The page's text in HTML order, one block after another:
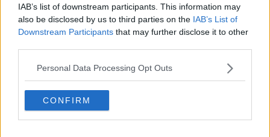
IAB’s list of downstream participants. This information may
also be disclosed by us to third parties on the IAB’s List of
Downstream Participants that may further disclose it to other
Personal Data Processing Opt Outs
CONFIRM
Se vuoi leggere le notizie principali della Toscana iscriviti alla
Arriva gratis tutti i giorni
alle 20:00 direttamente nella tua casella di posta.
Basta cliccareQUI
Ti potrebbe interessare anche: